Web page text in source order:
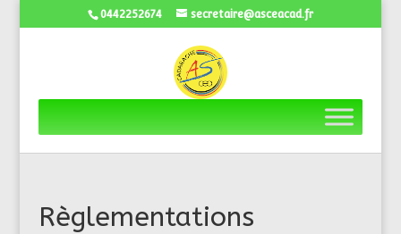
0442252674 secretaire@asceacad.fr
Règlementations